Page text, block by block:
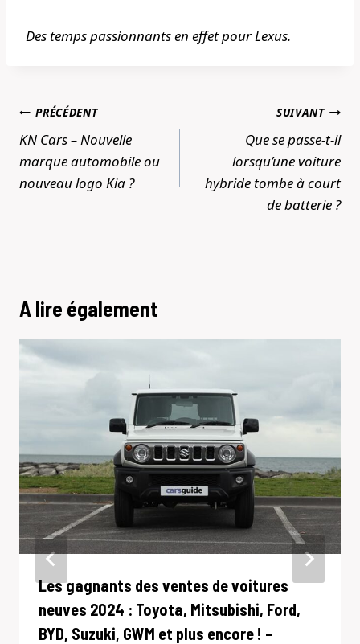
Des temps passionnants en effet pour Lexus.
Navigation
de
l’article
PRÉCÉDENT
KN Cars – Nouvelle
marque automobile ou
nouveau logo Kia ?
SUIVANT
Que se passe-t-il
lorsqu’une voiture
hybride tombe à court
de batterie ?
A lire également
Les gagnants des ventes de voitures
neuves 2024 : Toyota, Mitsubishi, Ford,
BYD, Suzuki, GWM et plus encore ! –